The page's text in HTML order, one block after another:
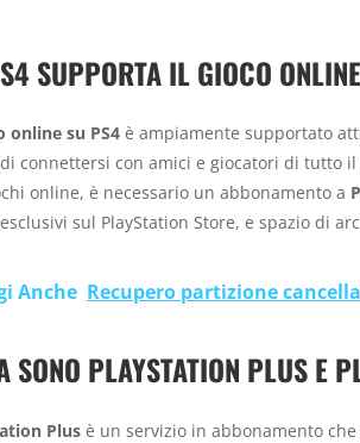
SUPPORTA IL GIOCO
online su PS4 è ampiamente supportato
connettersi con amici e giocatori di tutto
online, è necessario un abbonamento a
sul PlayStation Store, e spazio di
Anche Recupero partizione
SONO PLAYSTATION PLUS E
Plus è un servizio in abbonamento che